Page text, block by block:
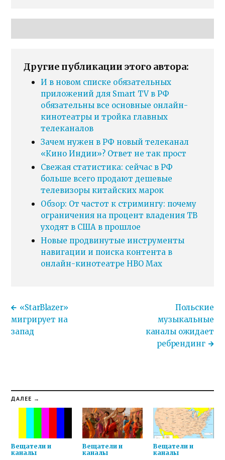
Другие публикации этого автора:
И в новом списке обязательных
приложений для Smart TV в РФ
обязательны все основные онлайн-
кинотеатры и тройка главных
телеканалов
Зачем нужен в РФ новый телеканал
«Кино Индии»? Ответ не так прост
Свежая статистика: сейчас в РФ
больше всего продают дешевые
телевизоры китайских марок
Обзор: От частот к стримингу: почему
ограничения на процент владения ТВ
уходят в США в прошлое
Новые продвинутые инструменты
навигации и поиска контента в
онлайн-кинотеатре HBO Max
«StarBlazer»
мигрирует на
запад
Польские
музыкальные
каналы ожидает
ребрендинг
ДАЛЕЕ →
Вещатели и
каналы
Вещатели и
каналы
Вещатели и
каналы